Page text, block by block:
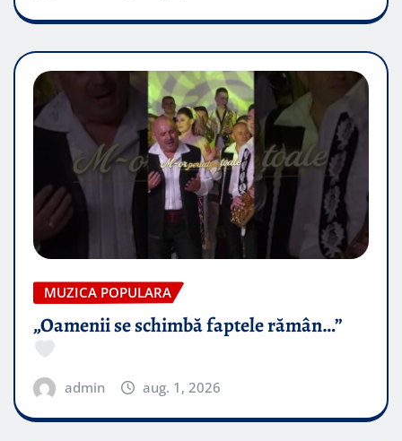
MUZICA POPULARA
„Oamenii se schimbă faptele rămân…”
admin aug. 1, 2026